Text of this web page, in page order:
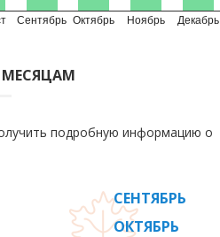
Сентябрь Октябрь Ноябрь Декабрь
МЕСЯЦАМ
подробную информацию о
СЕНТЯБРЬ
ОКТЯБРЬ